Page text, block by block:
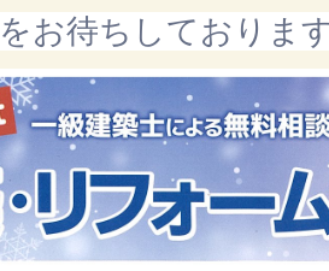
お待ちしておりま